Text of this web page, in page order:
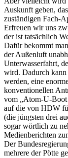
Auskunft geben,
zuständigen Fach-
Erfreuen wir uns
der ist tatsächlich
Dafür bekommt
der Außenluft
Unterwasserfahrt,
wird. Dadurch kann
werden, eine
konventionellen
vom „Atom-U-Boot
auf die von HDW
(die jüngsten drei
sogar wörtlich zu
Medienberichten
Der
mehrere der Pötte